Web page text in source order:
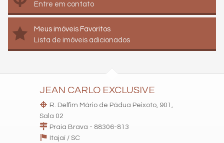
Entre em contato
Meus imóveis Favoritos
Lista de imóveis adicionados
JEAN CARLO EXCLUSIVE
R. Delfim Mário de Pádua Peixoto, 901,
Sala 02
Praia Brava - 88306-813
Itajaí / SC